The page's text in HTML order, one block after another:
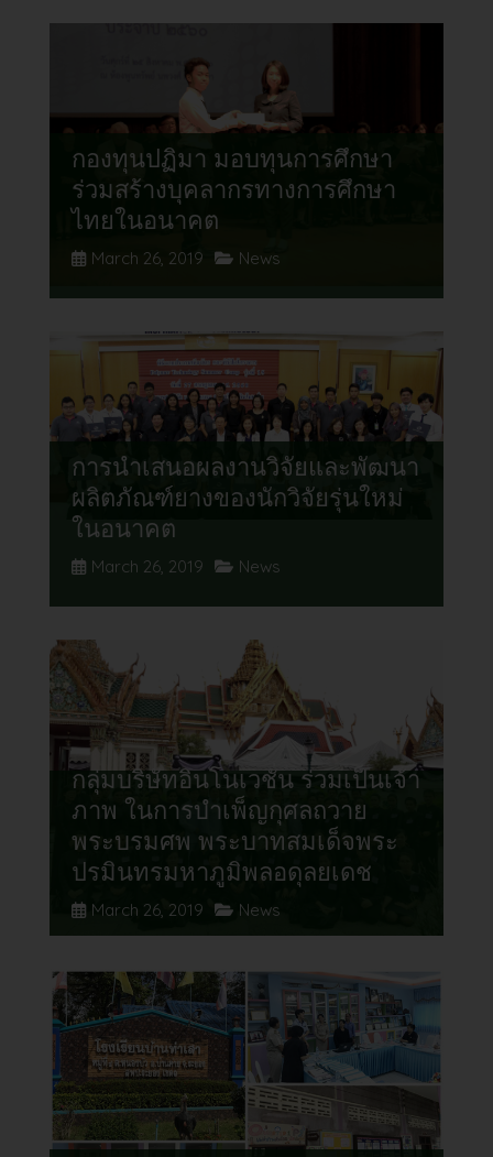
กองทุนปฏิมา มอบทุนการศึกษา
ร่วมสร้างบุคลากรทางการศึกษา
ไทยในอนาคต
March 26, 2019 News
การนำเสนอผลงานวิจัยและพัฒนา
ผลิตภัณฑ์ยางของนักวิจัยรุ่นใหม่
ในอนาคต
March 26, 2019 News
กลุ่มบริษัทอินโนเวชั่น ร่วมเป็นเจ้า
ภาพ ในการบำเพ็ญกุศลถวาย
พระบรมศพ พระบาทสมเด็จพระ
ปรมินทรมหาภูมิพลอดุลยเดช
March 26, 2019 News